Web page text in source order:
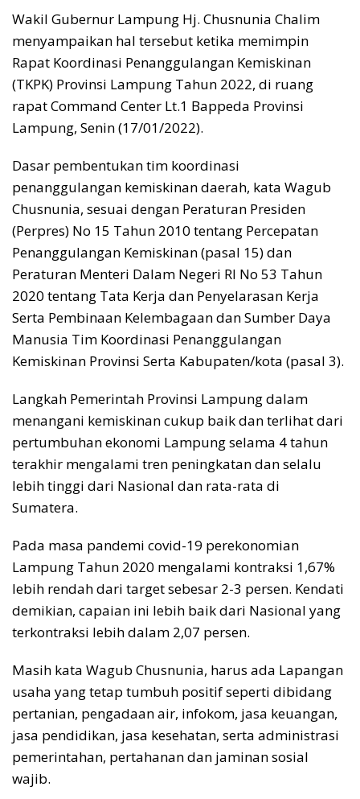
Wakil Gubernur Lampung Hj. Chusnunia Chalim
menyampaikan hal tersebut ketika memimpin
Rapat Koordinasi Penanggulangan Kemiskinan
(TKPK) Provinsi Lampung Tahun 2022, di ruang
rapat Command Center Lt.1 Bappeda Provinsi
Lampung, Senin (17/01/2022).
Dasar pembentukan tim koordinasi
penanggulangan kemiskinan daerah, kata Wagub
Chusnunia, sesuai dengan Peraturan Presiden
(Perpres) No 15 Tahun 2010 tentang Percepatan
Penanggulangan Kemiskinan (pasal 15) dan
Peraturan Menteri Dalam Negeri RI No 53 Tahun
2020 tentang Tata Kerja dan Penyelarasan Kerja
Serta Pembinaan Kelembagaan dan Sumber Daya
Manusia Tim Koordinasi Penanggulangan
Kemiskinan Provinsi Serta Kabupaten/kota (pasal 3).
Langkah Pemerintah Provinsi Lampung dalam
menangani kemiskinan cukup baik dan terlihat dari
pertumbuhan ekonomi Lampung selama 4 tahun
terakhir mengalami tren peningkatan dan selalu
lebih tinggi dari Nasional dan rata-rata di
Sumatera.
Pada masa pandemi covid-19 perekonomian
Lampung Tahun 2020 mengalami kontraksi 1,67%
lebih rendah dari target sebesar 2-3 persen. Kendati
demikian, capaian ini lebih baik dari Nasional yang
terkontraksi lebih dalam 2,07 persen.
Masih kata Wagub Chusnunia, harus ada Lapangan
usaha yang tetap tumbuh positif seperti dibidang
pertanian, pengadaan air, infokom, jasa keuangan,
jasa pendidikan, jasa kesehatan, serta administrasi
pemerintahan, pertahanan dan jaminan sosial
wajib.